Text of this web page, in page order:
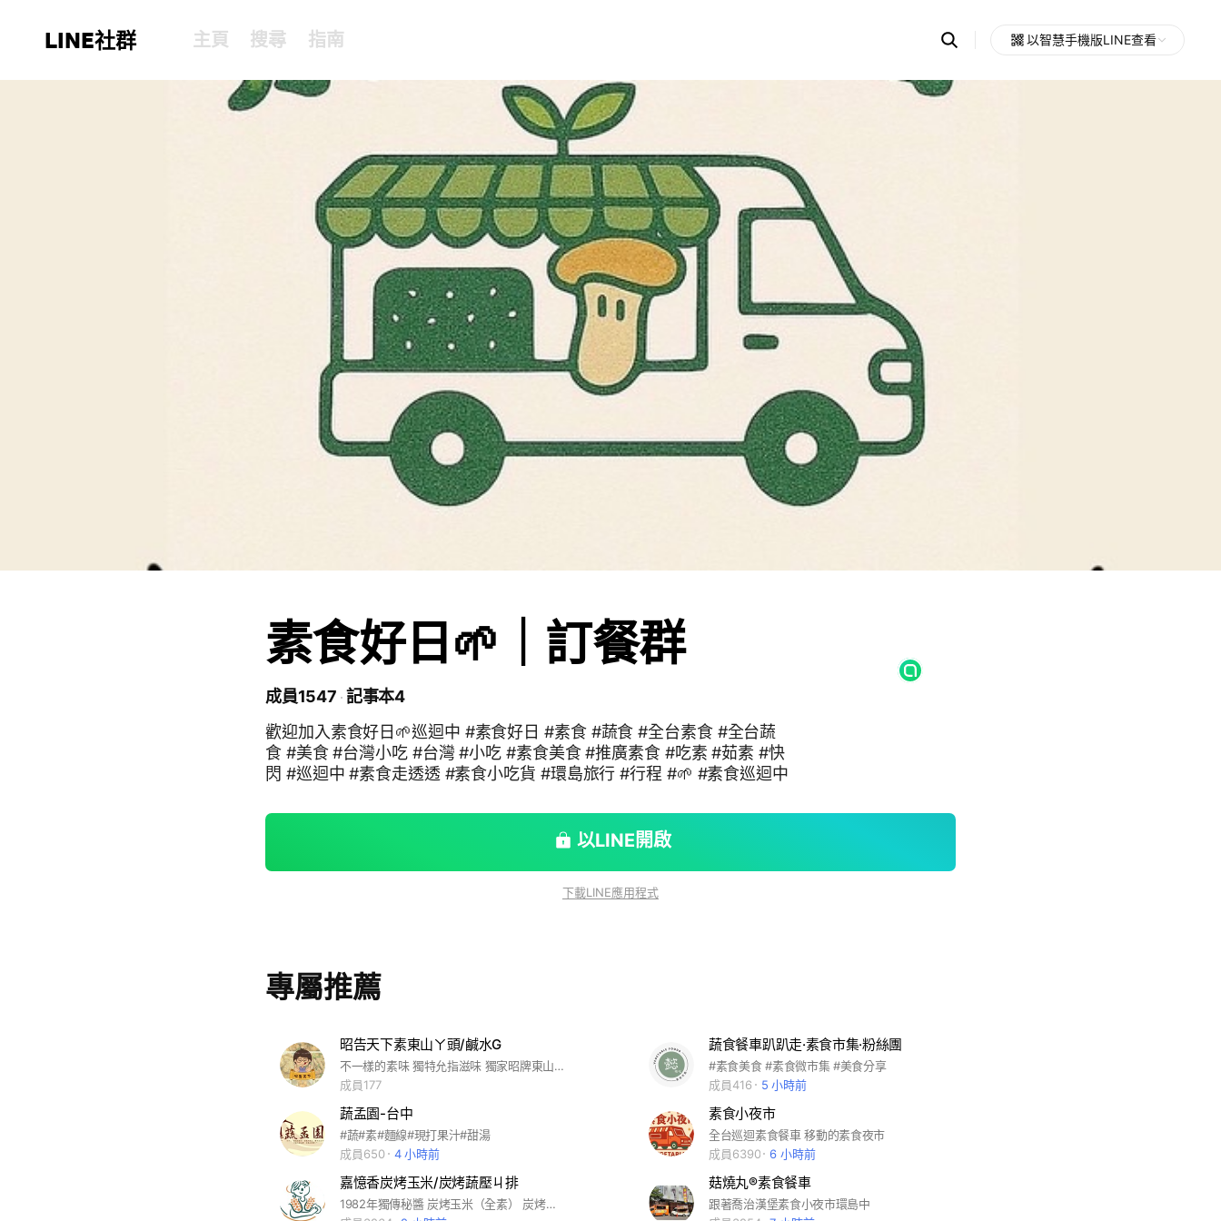
LINE社群 主頁 搜尋 指南 Search
OpenChats
messages
search
area
以智慧手機版LINE查看
素食好日🌱｜訂餐群
成員1547 記事本4
歡迎加入素食好日🌱巡迴中 #素食好日 #素食 #蔬食 #全台素食 #全台蔬
食 #美食 #台灣小吃 #台灣 #小吃 #素食美食 #推廣素食 #吃素 #茹素 #快
閃 #巡迴中 #素食走透透 #素食小吃貨 #環島旅行 #行程 #🌱 #素食巡迴中
以LINE開啟
下載LINE應用程式
專屬推薦
昭告天下素東山ㄚ頭/鹹水G
不一樣的素味 獨特允指滋味 獨家昭牌東山ㄚ頭 顛覆你的想像 獨家昭牌手作炸物 讓你一吃就上癮 點心、宵夜的最佳選擇
成員177
蔬食餐車趴趴走·素食市集·粉絲團
#素食美食 #素食微市集 #美食分享
成員416
5 小時前
蔬孟園-台中
#蔬#素#麵線#現打果汁#甜湯
成員650
4 小時前
素食小夜市
全台巡迴素食餐車 移動的素食夜市
成員6390
6 小時前
嘉憶香炭烤玉米/炭烤蔬壓ㄐ排
1982年獨傳秘醬 炭烤玉米（全素） 炭烤蔬壓ㄐ排（蛋奶素）
菇燒丸®️素食餐車
跟著喬治漢堡素食小夜市環島中